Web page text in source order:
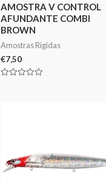
AMOSTRA V CONTROL
AFUNDANTE COMBI
BROWN
Amostras Rigidas
€7,50